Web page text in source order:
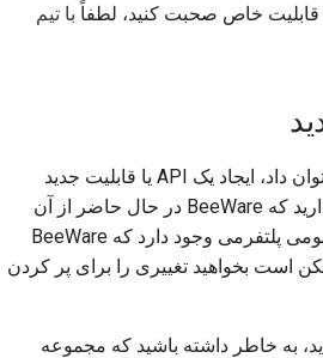
قابلیت خاص صحبت کنید، لطفاً با تیم
واضح‌ترین پیشنهادی که می‌توان داد، ایجاد یک API یا قابلیت جدید
است. اگر مورد استفاده‌ای دارید که BeeWare در حال حاضر از آن
پشتیبانی نمی‌کند، یا قابلیت بومی پلتفرمی وجود دارد که BeeWare
است بخواهید تغییری را برای پر کردن
به خاطر داشته باشید که مجموعه